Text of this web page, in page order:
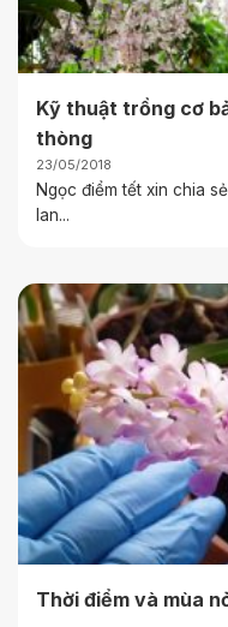
Kỹ thuật trồng cơ
thòng
23/05/2018
Ngọc điểm tết xin chia
lan...
Thời điểm và mùa